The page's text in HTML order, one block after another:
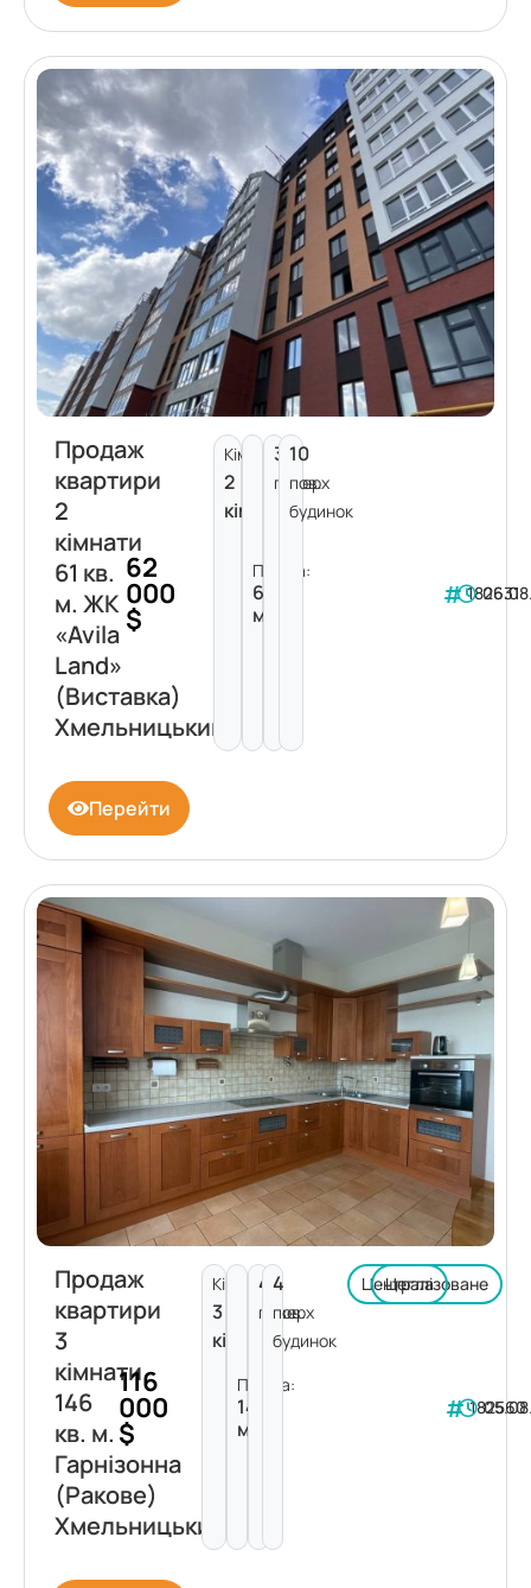
Продаж
квартири
2
кімнати
61 кв.
м. ЖК
«Avila
Land»
(Виставка)
Хмельницький
62
000
$
Кімнат:
2
кімнати
Площа:
61
м²
3
поверх
10
пов.
будинок
182631
Перейти
Продаж
квартири
3
кімнати
146
кв. м.
Гарнізонна
(Ракове)
Хмельницький
116
000
$
Кімнат:
3
кімнати
Площа:
146
м²
4
поверх
4
пов.
будинок
Централізоване
Цегла
182560